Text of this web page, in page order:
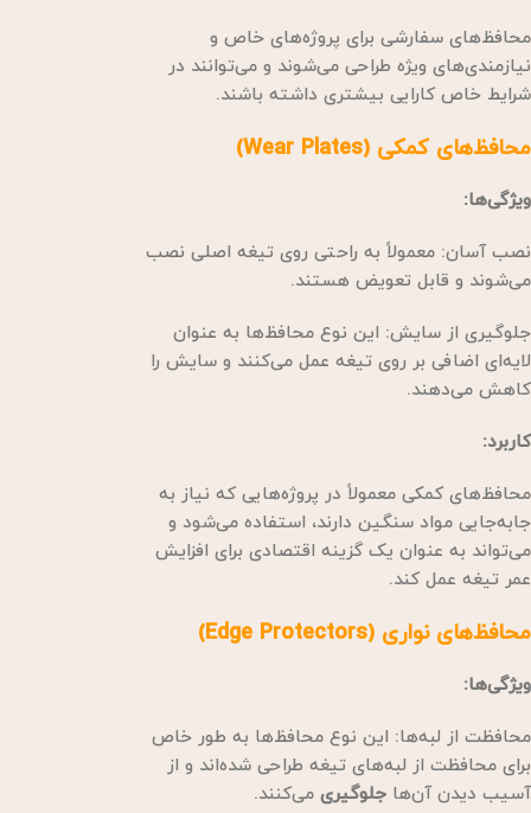
محافظ‌های سفارشی برای پروژه‌های خاص و
نیازمندی‌های ویژه طراحی می‌شوند و می‌توانند در
شرایط خاص کارایی بیشتری داشته باشند.
محافظ‌های کمکی (Wear Plates)
ویژگی‌ها:
نصب آسان: معمولاً به راحتی روی تیغه اصلی نصب
می‌شوند و قابل تعویض هستند.
جلوگیری از سایش: این نوع محافظ‌ها به عنوان
لایه‌ای اضافی بر روی تیغه عمل می‌کنند و سایش را
کاهش می‌دهند.
کاربرد:
محافظ‌های کمکی معمولاً در پروژه‌هایی که نیاز به
جابه‌جایی مواد سنگین دارند، استفاده می‌شود و
می‌تواند به عنوان یک گزینه اقتصادی برای افزایش
عمر تیغه عمل کند.
محافظ‌های نواری (Edge Protectors)
ویژگی‌ها:
محافظت از لبه‌ها: این نوع محافظ‌ها به طور خاص
برای محافظت از لبه‌های تیغه طراحی شده‌اند و از
آسیب دیدن آن‌ها جلوگیری می‌کنند.